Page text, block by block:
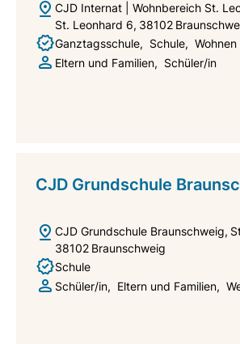
CJD Internat | Wohnbereich St.
St. Leonhard 6 38102
Ganztagsschule
Schule
Wohnen
Eltern und Familien
Schüler/in
CJD Grundschule
CJD Grundschule Braunschweig
38102 Braunschweig
Schule
Schüler/in
Eltern und Familien